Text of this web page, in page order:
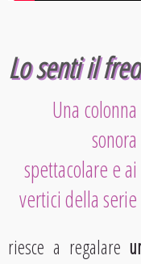
Lo senti il
Una colonna
sonora
spettacolare e ai
vertici della serie
riesce a regalare